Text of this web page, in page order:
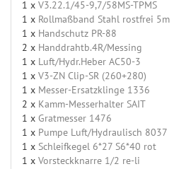
1 x V3.22.1/45-9,7/58MS-TPMS
1 x Rollmaßband Stahl rostfrei 5m
1 x Handschutz PR-88
2 x Handdrahtb.4R/Messing
1 x Luft/Hydr.Heber AC50-3
1 x V3-ZN Clip-SR (260+280)
1 x Messer-Ersatzklinge 1336
2 x Kamm-Messerhalter SAIT
1 x Gratmesser 1476
1 x Pumpe Luft/Hydraulisch 8037
1 x Schleifkegel 6*27 S6*40 rot
1 x Vorsteckknarre 1/2 re-li